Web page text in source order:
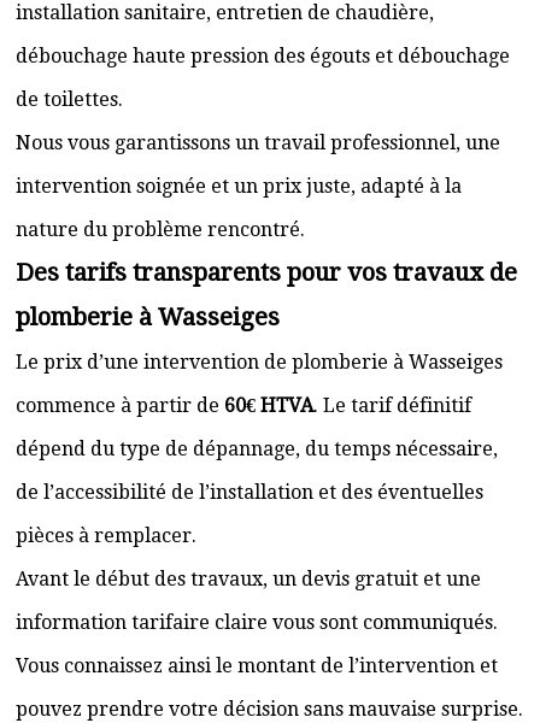
installation sanitaire, entretien de chaudière,
débouchage haute pression des égouts et débouchage
de toilettes.
Nous vous garantissons un travail professionnel, une
intervention soignée et un prix juste, adapté à la
nature du problème rencontré.
Des tarifs transparents pour vos travaux de
plomberie à Wasseiges
Le prix d’une intervention de plomberie à Wasseiges
commence à partir de 60€ HTVA. Le tarif définitif
dépend du type de dépannage, du temps nécessaire,
de l’accessibilité de l’installation et des éventuelles
pièces à remplacer.
Avant le début des travaux, un devis gratuit et une
information tarifaire claire vous sont communiqués.
Vous connaissez ainsi le montant de l’intervention et
pouvez prendre votre décision sans mauvaise surprise.